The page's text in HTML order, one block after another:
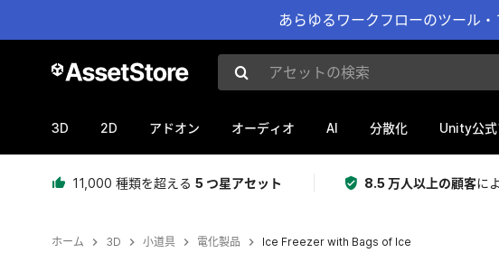
あらゆるワークフローのツール
アセットの検索
3D 2D アドオン オーディオ AI 分散化 Unity公式
11,000 種類を超える 5 つ星アセット 8.5 万人以上の顧客に
ホーム 3D 小道具 電化製品 Ice Freezer with Bags of Ice